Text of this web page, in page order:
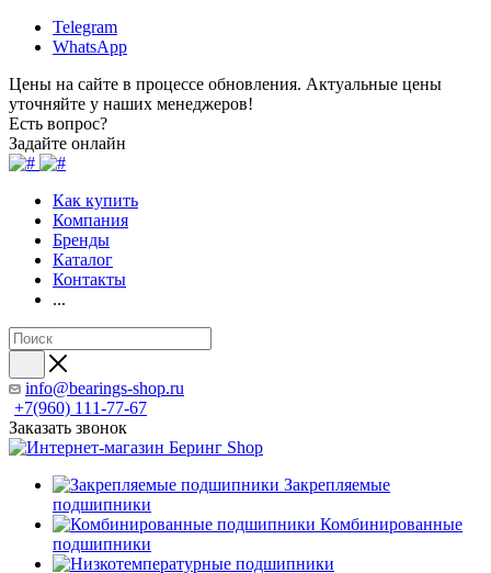
Telegram
WhatsApp
Цены на сайте в процессе обновления. Актуальные цены
уточняйте у наших менеджеров!
Есть вопрос?
Задайте онлайн
Как купить
Компания
Бренды
Каталог
Контакты
...
info@bearings-shop.ru
+7(960) 111-77-67
Заказать звонок
Закрепляемые
подшипники
Комбинированные
подшипники